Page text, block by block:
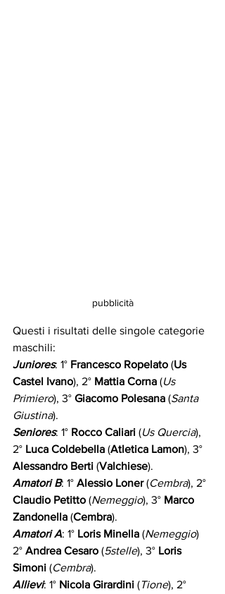
pubblicità
Questi i risultati delle singole categorie
maschili:
Juniores: 1° Francesco Ropelato (Us
Castel Ivano), 2° Mattia Corna (Us
Primiero), 3° Giacomo Polesana (Santa
Giustina).
Seniores: 1° Rocco Caliari (Us Quercia),
2° Luca Coldebella (Atletica Lamon), 3°
Alessandro Berti (Valchiese).
Amatori B: 1° Alessio Loner (Cembra), 2°
Claudio Petitto (Nemeggio), 3° Marco
Zandonella (Cembra).
Amatori A: 1° Loris Minella (Nemeggio)
2° Andrea Cesaro (5stelle), 3° Loris
Simoni (Cembra).
Allievi: 1° Nicola Girardini (Tione), 2°